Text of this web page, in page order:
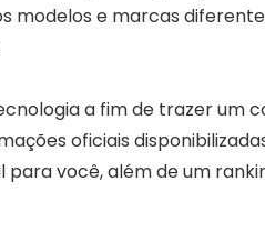
modelos e marcas
a fim de trazer um
oficiais
você, além de um